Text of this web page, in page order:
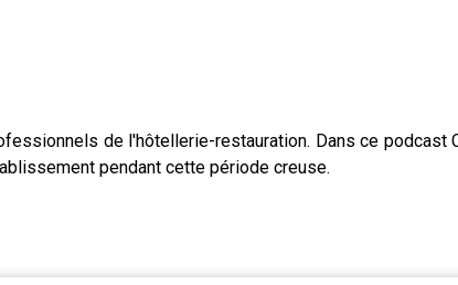
de l'hôtellerie-restauration. Dans ce podcast
pendant cette période creuse.